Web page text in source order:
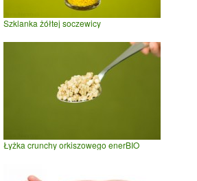
Szklanka żółtej soczewicy
Łyżka crunchy orkiszowego enerBIO